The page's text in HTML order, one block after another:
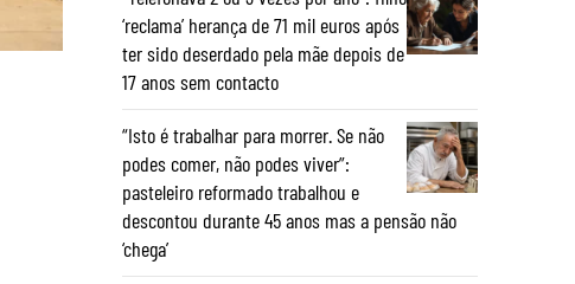
‘reclama’ herança de 71 mil euros após
ter sido deserdado pela mãe depois de
17 anos sem contacto
“Isto é trabalhar para morrer. Se não
podes comer, não podes viver”:
pasteleiro reformado trabalhou e
descontou durante 45 anos mas a pensão não
‘chega’